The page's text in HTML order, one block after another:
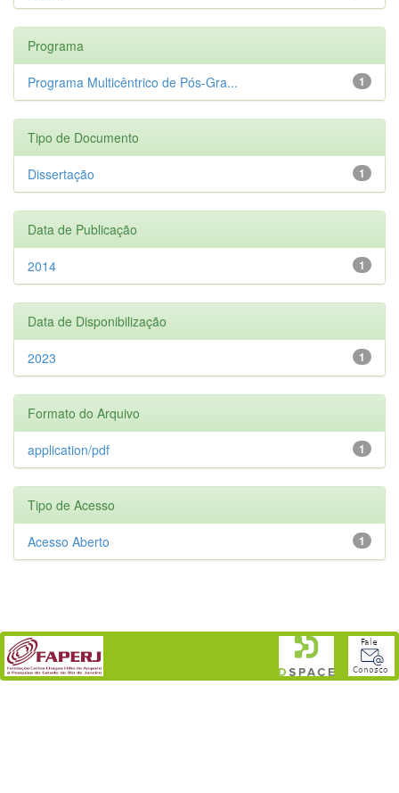
Programa
1
Programa Multicêntrico de Pós-Gra...
Tipo de Documento
1
Dissertação
Data de Publicação
1
2014
Data de Disponibilização
1
2023
Formato do Arquivo
1
application/pdf
Tipo de Acesso
1
Acesso Aberto